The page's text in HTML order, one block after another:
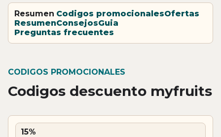
Resumen Codigos promocionalesOfertas
ResumenConsejosGuia
Preguntas frecuentes
CODIGOS PROMOCIONALES
Codigos descuento myfruits
15%